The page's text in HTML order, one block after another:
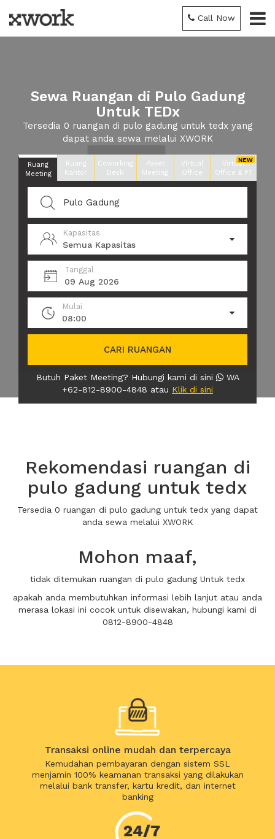
Call Now
Sewa Ruangan di Pulo Gadung
Untuk TEDx
Tersedia 0 ruangan di pulo gadung untuk tedx yang
dapat anda sewa melalui XWORK
Ruang
Meeting
Ruang
Kantor
Coworking
Desk
Paket
Meeting
Virtual
Office
Virtual
Office & PT
Kapasitas
Semua Kapasitas
Tanggal
09 Aug 2026
Mulai
08:00
CARI RUANGAN
Butuh Paket Meeting? Hubungi kami di sini
WA
+62-812-8900-4848 atau Klik di sini
Rekomendasi ruangan di
pulo gadung untuk tedx
Tersedia 0 ruangan di pulo gadung untuk tedx yang dapat
anda sewa melalui XWORK
Mohon maaf,
tidak ditemukan ruangan di pulo gadung Untuk tedx
apakah anda membutuhkan informasi lebih lanjut atau anda
merasa lokasi ini cocok untuk disewakan, hubungi kami di
0812-8900-4848
Transaksi online mudah dan terpercaya
Kemudahan pembayaran dengan sistem SSL
menjamin 100% keamanan transaksi yang dilakukan
melalui bank transfer, kartu kredit, dan internet
banking